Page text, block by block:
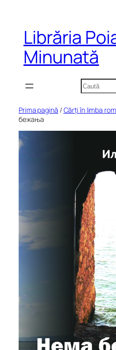
conținutLibrăria
Minunată
Caută
Prima pagină /Cărți în limba
бежања